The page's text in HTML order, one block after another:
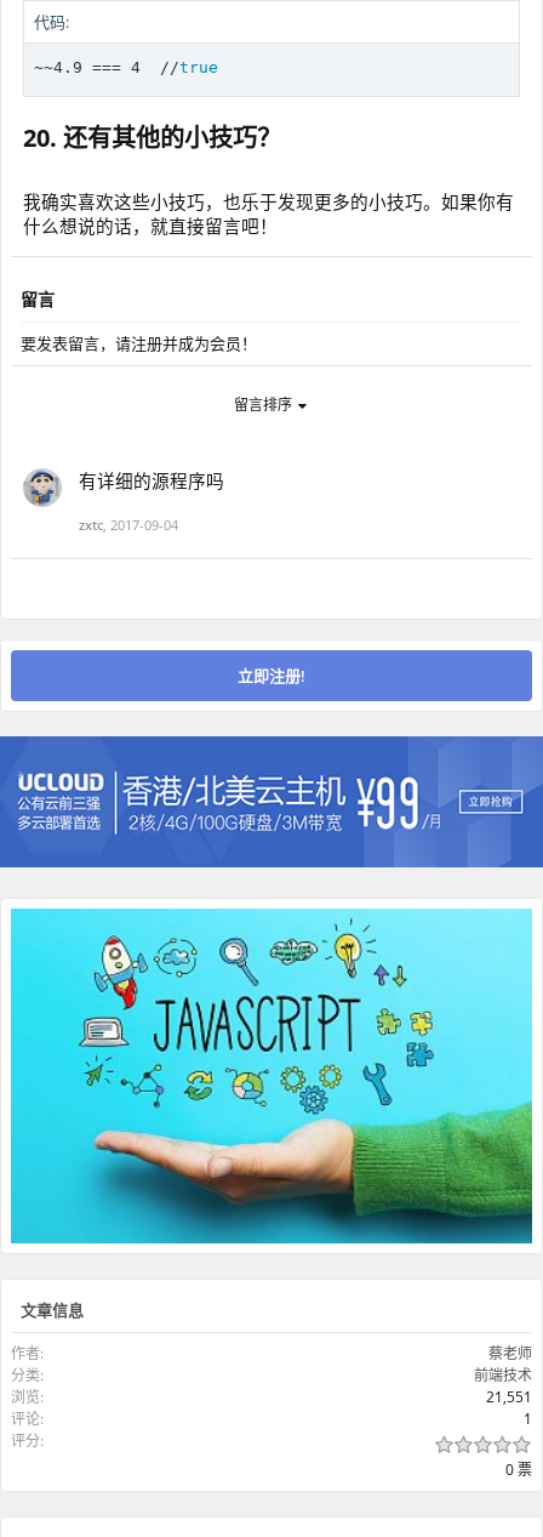
代码:
~~4.9 === 4  //true
20. 还有其他的小技巧？
我确实喜欢这些小技巧，也乐于发现更多的小技巧。如果你有
什么想说的话，就直接留言吧！
留言
要发表留言，请注册并成为会员！
留言排序
有详细的源程序吗
zxtc, 2017-09-04
立即注册!
文章信息
作者:
蔡老师
分类:
前端技术
浏览:
21,551
评论:
1
评分:
0 票